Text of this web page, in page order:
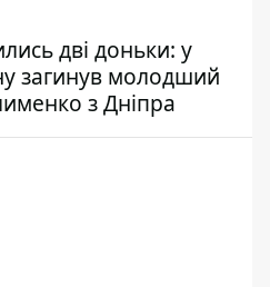
дві доньки: у
загинув молодший
з Дніпра